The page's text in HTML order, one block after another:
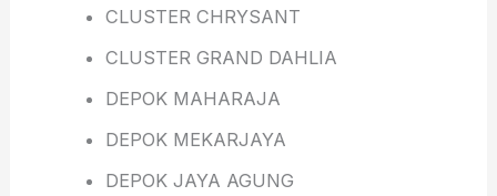
CLUSTER CHRYSANT
CLUSTER GRAND DAHLIA
DEPOK MAHARAJA
DEPOK MEKARJAYA
DEPOK JAYA AGUNG